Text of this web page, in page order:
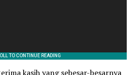
kasih yang sebesar-besarnya